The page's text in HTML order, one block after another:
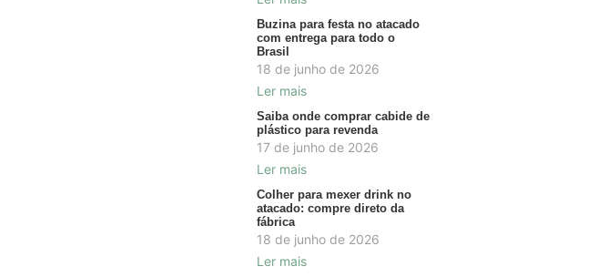
Buzina para festa no atacado
com entrega para todo o
Brasil
18 de junho de 2026
Ler mais
Saiba onde comprar cabide de
plástico para revenda
17 de junho de 2026
Ler mais
Colher para mexer drink no
atacado: compre direto da
fábrica
18 de junho de 2026
Ler mais